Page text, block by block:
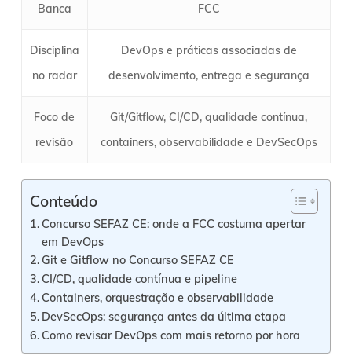
Banca FCC
Disciplina
no radar
DevOps e práticas associadas de
desenvolvimento, entrega e segurança
Foco de
revisão
Git/Gitflow, CI/CD, qualidade contínua,
containers, observabilidade e DevSecOps
Conteúdo
Concurso SEFAZ CE: onde a FCC costuma apertar
em DevOps
Git e Gitflow no Concurso SEFAZ CE
CI/CD, qualidade contínua e pipeline
Containers, orquestração e observabilidade
DevSecOps: segurança antes da última etapa
Como revisar DevOps com mais retorno por hora